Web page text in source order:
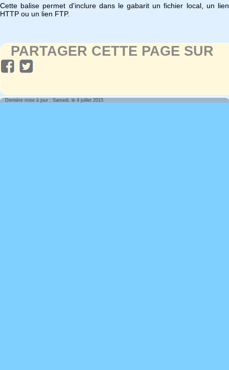
Cette balise permet d'inclure dans le gabarit un fichier local, un lien
HTTP ou un lien FTP.
PARTAGER CETTE PAGE SUR
Dernière mise à jour : Samedi, le 4 juillet 2015